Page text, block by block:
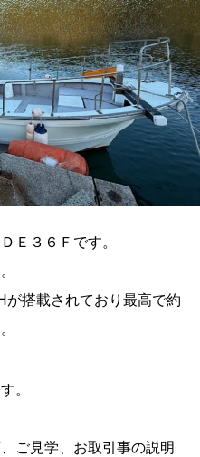
Ｅ３６Ｆです。
搭載されており最高で約
。
ご見学、お取引事の説明